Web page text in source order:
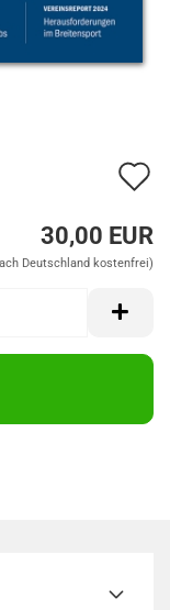
30,00 EUR